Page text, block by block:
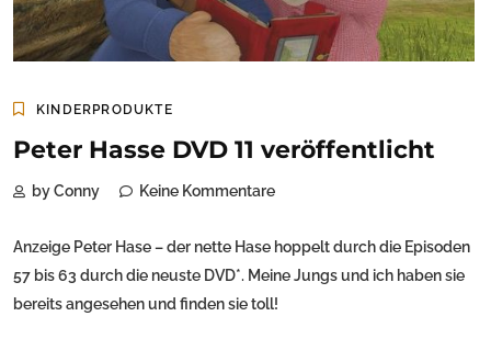
KINDERPRODUKTE
Peter Hasse DVD 11 veröffentlicht
by Conny Keine Kommentare
Anzeige Peter Hase – der nette Hase hoppelt durch die Episoden
57 bis 63 durch die neuste DVD*. Meine Jungs und ich haben sie
bereits angesehen und finden sie toll!